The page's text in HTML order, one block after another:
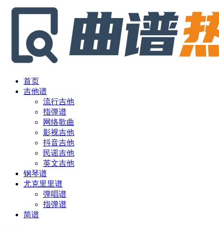
首页
吉他谱
流行吉他
指弹谱
网络歌曲
影视吉他
抖音吉他
民谣吉他
英文吉他
钢琴谱
尤克里里谱
弹唱谱
指弹谱
简谱